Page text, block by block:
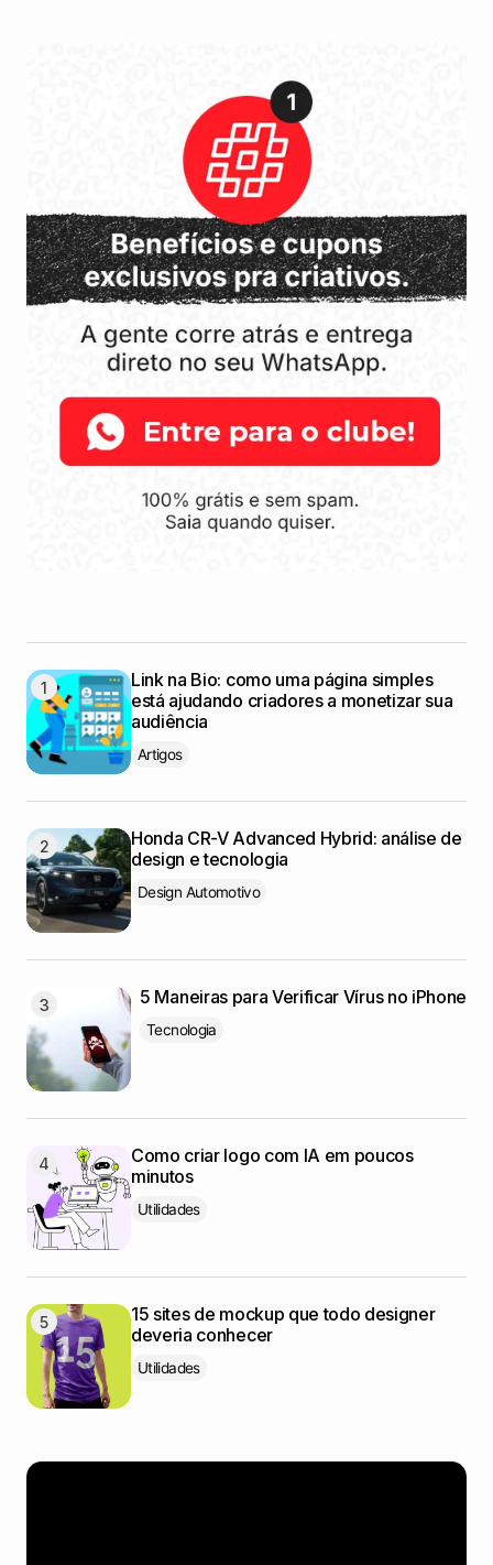
Link na Bio: como uma página simples
está ajudando criadores a monetizar sua
audiência
Artigos
Honda CR-V Advanced Hybrid: análise de
design e tecnologia
Design Automotivo
5 Maneiras para Verificar Vírus no iPhone
Tecnologia
Como criar logo com IA em poucos
minutos
Utilidades
15 sites de mockup que todo designer
deveria conhecer
Utilidades